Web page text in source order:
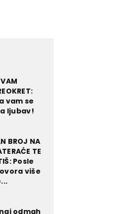
vam se
ljubav!
BROJ NA
TE
Posle
više
odmah